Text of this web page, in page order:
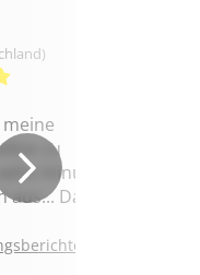
zu
Minuten
Danke!